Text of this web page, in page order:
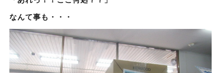
なんて事も・・・